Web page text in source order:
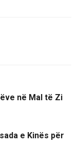
në Mal të Zi
e Kinës për